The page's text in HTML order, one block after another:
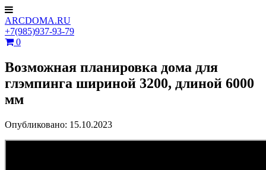
ARCDOMA.RU
+7(985)937-93-79
0
Возможная планировка дома для
глэмпинга шириной 3200, длиной 6000
мм
Опубликовано: 15.10.2023